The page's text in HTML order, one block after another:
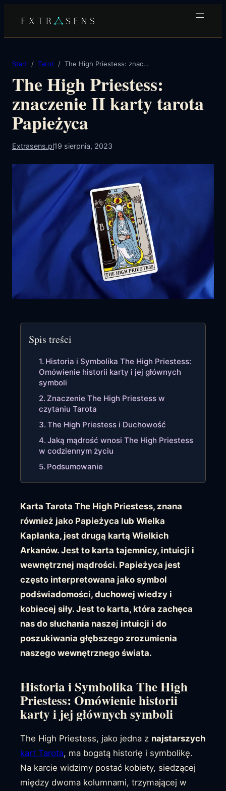
treści
Start Tarot The High Priestess: znaczenie II karty tarota Papieżyca
The High Priestess:
znaczenie II karty tarota
Papieżyca
Extrasens.pl19 sierpnia, 2023
Spis treści
Historia i Symbolika The High Priestess:
Omówienie historii karty i jej głównych
symboli
Znaczenie The High Priestess w
czytaniu Tarota
The High Priestess i Duchowość
Jaką mądrość wnosi The High Priestess
w codziennym życiu
Podsumowanie
Karta Tarota The High Priestess, znana
również jako Papieżyca lub Wielka
Kapłanka, jest drugą kartą Wielkich
Arkanów. Jest to karta tajemnicy, intuicji i
wewnętrznej mądrości. Papieżyca jest
często interpretowana jako symbol
podświadomości, duchowej wiedzy i
kobiecej siły. Jest to karta, która zachęca
nas do słuchania naszej intuicji i do
poszukiwania głębszego zrozumienia
naszego wewnętrznego świata.
Historia i Symbolika The High
Priestess: Omówienie historii
karty i jej głównych symboli
The High Priestess, jako jedna z najstarszych
kart Tarota, ma bogatą historię i symbolikę.
Na karcie widzimy postać kobiety, siedzącej
między dwoma kolumnami, trzymającej w